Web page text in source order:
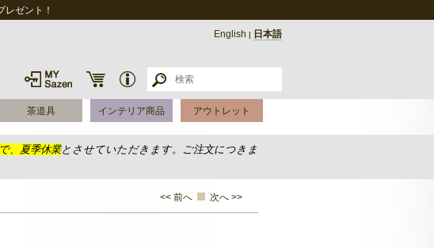
ゼント！
English | 日本語
茶道具 インテリア商品 アウトレット
、夏季休業とさせていただきます。ご注文につきま
<< 前へ 次へ >>